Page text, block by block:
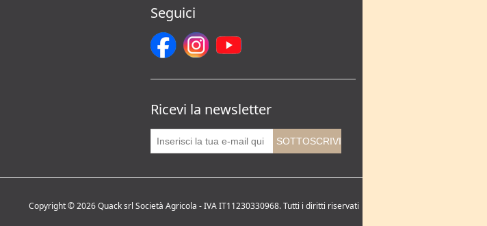
Seguici
Ricevi la newsletter
Copyright © 2026 Quack srl Società Agricola - IVA IT11230330968. Tutti i diritti riservati